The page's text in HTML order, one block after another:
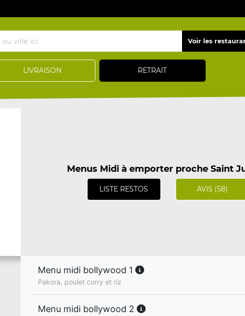
LIVRAISON RETRAIT
Menus Midi à emporter proche Saint
LISTE RESTOS AVIS (58)
Menu midi bollywood 1
Pakora, poulet curry et riz
Menu midi bollywood 2